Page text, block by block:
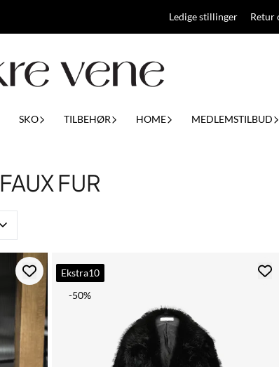
Ledige stillinger Retur
SKO TILBEHØR HOME MEDLEMSTILBUD
FAUX FUR
Ekstra10
-50%